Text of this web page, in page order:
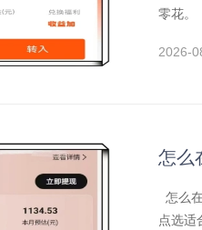
零花。
2026-
怎么
怎么
点选适